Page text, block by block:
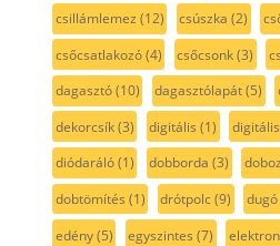
csillámlemez (12) csúszka (2)
csőcsatlakozó(4) csőcsonk(3)
dagasztó(10) dagasztólapát(5)
dekorcsík(3) digitális (1)
diódaráló(1) dobborda (3) doboz
dobtömítés (1) drótpolc(9) dugó
edény(5) egyszintes (7)